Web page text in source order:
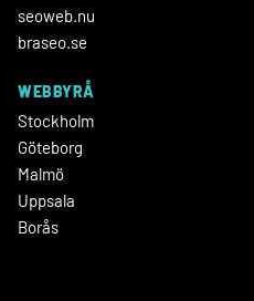
seoweb.nu
braseo.se
WEBBYRÅ
Stockholm
Göteborg
Malmö
Uppsala
Borås